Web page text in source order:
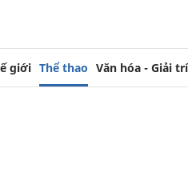
giới Thể thao Văn hóa - Giải trí